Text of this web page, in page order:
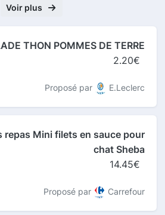
Voir plus
THON POMMES DE TERRE
2.20€
Proposé par E.Leclerc
repas Mini filets en sauce pour
chat Sheba
14.45€
Proposé par Carrefour